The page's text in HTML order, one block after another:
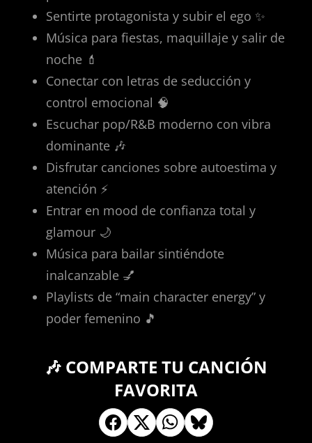
Sentirte protagonista y subir el ego ✨
Música para fiestas, maquillaje y salir de
noche 💄
Conectar con letras de seducción y
control emocional 🧠
Escuchar pop/R&B moderno con vibra
dominante 🎶
Disfrutar canciones sobre autoestima y
atención ⚡
Entrar en mood de confianza total y
glamour 🌙
Música para bailar sintiéndote
inalcanzable 💅
Playlists de “main character energy” y
poder femenino 🎵
🎶 COMPARTE TU CANCIÓN
FAVORITA